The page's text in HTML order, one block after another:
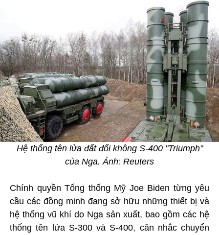
Hệ thống tên lửa đất đối không S-400 "Triumph"
của Nga. Ảnh: Reuters
Chính quyền Tổng thống Mỹ Joe Biden từng yêu
cầu các đồng minh đang sở hữu những thiết bị và
hệ thống vũ khí do Nga sản xuất, bao gồm các hệ
thống tên lửa S-300 và S-400, cân nhắc chuyển